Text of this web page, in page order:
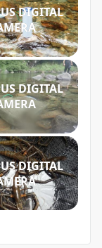
DIGITAL
DIGITAL
DIGITAL